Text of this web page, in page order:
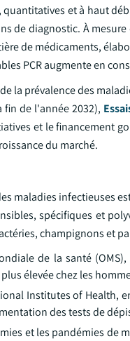
et à haut
de diagnostic. À
de médicaments,
PCR augmente en
la prévalence des
de l'année 2032),
et le financement
du marché.
maladies infectieuses
spécifiques et
champignons et
de la santé
élevée chez les
Institutes of Health,
des tests de
et les pandémies